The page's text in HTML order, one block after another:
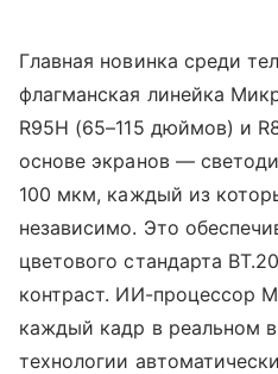
Главная новинка среди
флагманская линейка
R95H (65–115 дюймов) и
основе экранов —
100 мкм, каждый из
независимо. Это
цветового стандарта
контраст. ИИ-процессор
каждый кадр в реальном
технологии